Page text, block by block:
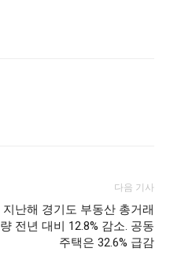
다음 기사
지난해 경기도 부동산 총거래
량 전년 대비 12.8% 감소. 공동
주택은 32.6% 급감